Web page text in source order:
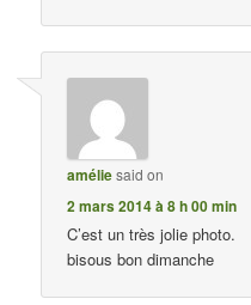
améliesaid on
2 mars 2014 à 8 h 00 min
C’est un très jolie photo.
bisous bon dimanche